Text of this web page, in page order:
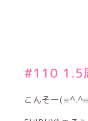
#110 1.5
こんそー